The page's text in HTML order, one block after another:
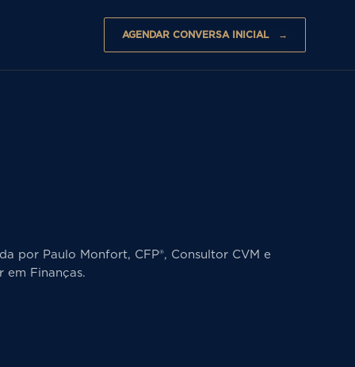
AGENDAR CONVERSA INICIAL
por Paulo Monfort, CFP®, Consultor CVM e
em Finanças.